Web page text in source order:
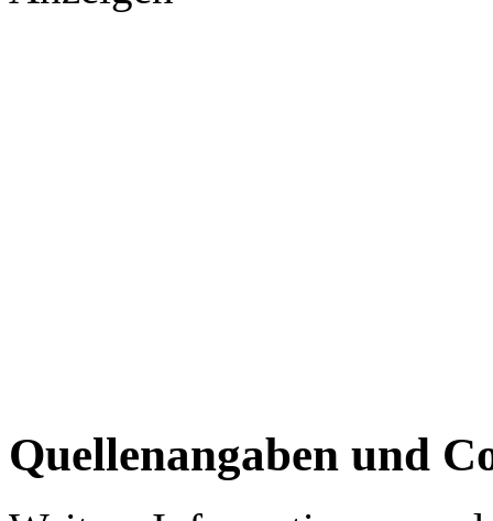
Quellenangaben und